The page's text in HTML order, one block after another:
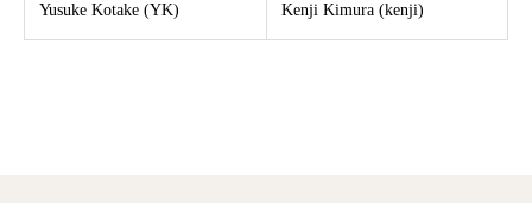
Yusuke Kotake (YK) Kenji Kimura (kenji)